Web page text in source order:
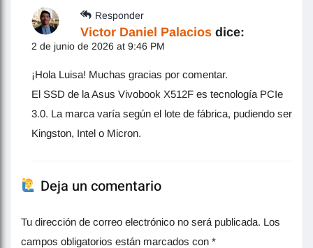
Responder
Victor Daniel Palacios dice:
2 de junio de 2026 at 9:46 PM
¡Hola Luisa! Muchas gracias por comentar.
El SSD de la Asus Vivobook X512F es tecnología PCIe
3.0. La marca varía según el lote de fábrica, pudiendo ser
Kingston, Intel o Micron.
Deja un comentario
Tu dirección de correo electrónico no será publicada. Los
campos obligatorios están marcados con *